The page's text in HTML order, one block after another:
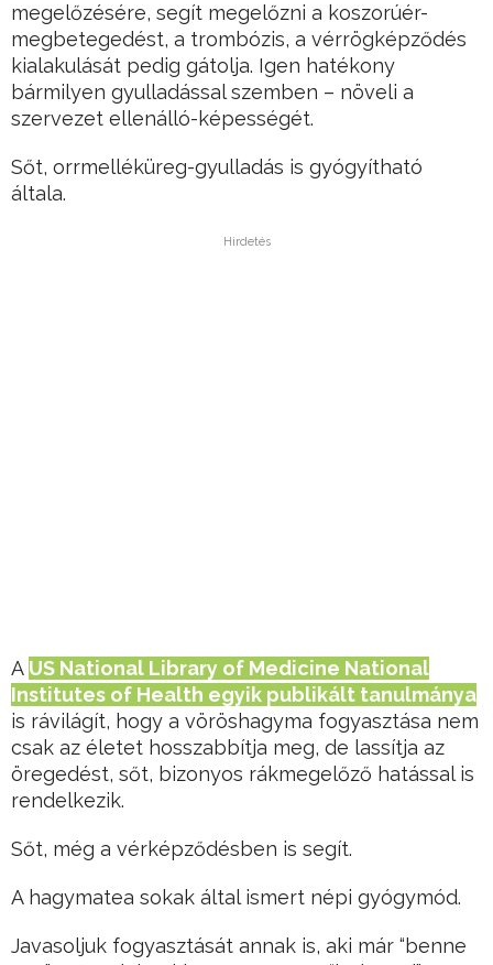
megelőzésére, segít megelőzni a koszorúér-
megbetegedést, a trombózis, a vérrögképződés
kialakulását pedig gátolja. Igen hatékony
bármilyen gyulladással szemben – növeli a
szervezet ellenálló-képességét.
Sőt, orrmelléküreg-gyulladás is gyógyítható
általa.
Hirdetés
A US National Library of Medicine National
Institutes of Health egyik publikált tanulmánya
is rávilágít, hogy a vöröshagyma fogyasztása nem
csak az életet hosszabbítja meg, de lassítja az
öregedést, sőt, bizonyos rákmegelőző hatással is
rendelkezik.
Sőt, még a vérképződésben is segít.
A hagymatea sokak által ismert népi gyógymód.
Javasoljuk fogyasztását annak is, aki már “benne